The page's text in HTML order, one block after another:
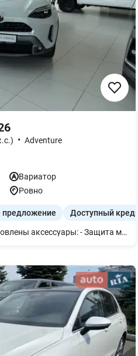
• Adventure
Вариатор
Ровно
предложение Доступный
На авто дополнительно установлены аксессуары: - Защита моторного отсека - Защита задних сидений - Молдинги боковые - Брызговики - Резиновые коврики салона - Резиновый коврик багажника - Защитные пленки на ручки дверей - Сумка набор технической помощи TOYOTA общая стоимость: 39 258,00грн не включено в итоговую стоимость авто